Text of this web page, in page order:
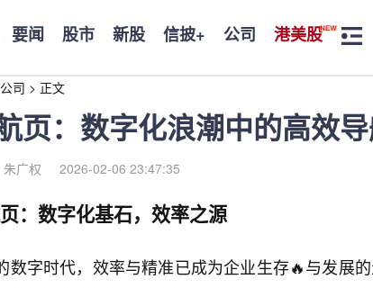
要闻 股市 新股 信披+ 公司 港美股
公司 > 正文
页：数字化浪潮中的高效
广权 2026-02-06 23:47:35
：数字化基石，效率之源
数字时代，效率与精准已成为企业生存🔥与发展